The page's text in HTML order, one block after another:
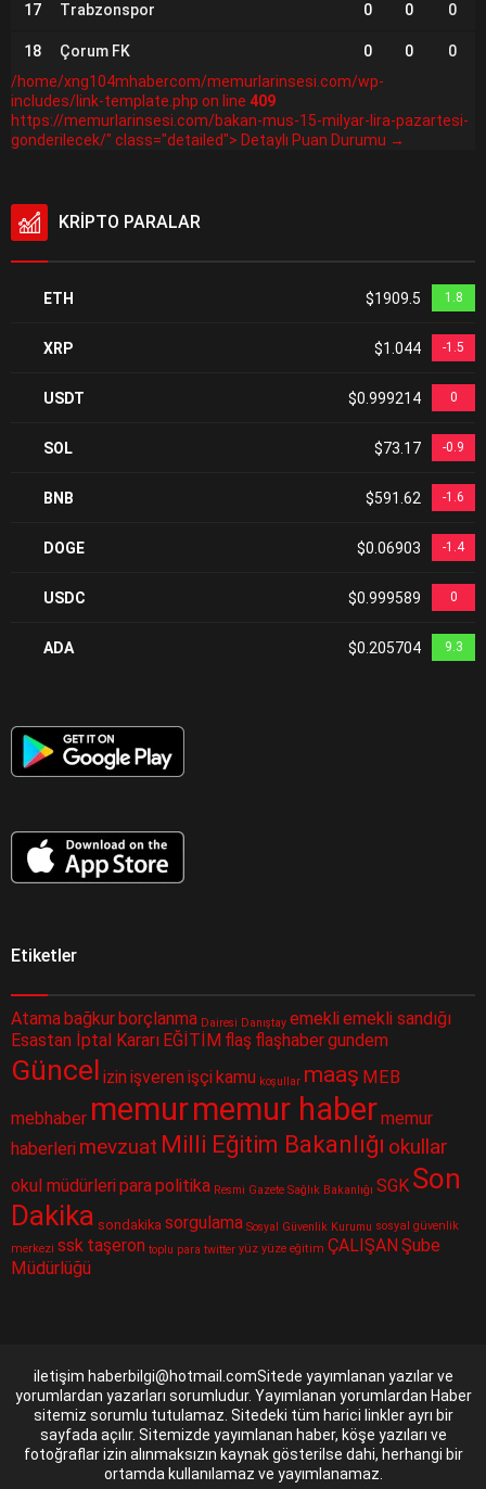
17 Trabzonspor 0 0 0
18 Çorum FK 0 0
0
/home/xng104mhabercom/memurlarinsesi.com/wp-
includes/link-template.php on line 409
https://memurlarinsesi.com/bakan-mus-15-milyar-lira-pazartesi-
gonderilecek/" class="detailed"> Detaylı Puan Durumu →
KRİPTO PARALAR
ETH $1909.5 1.8
XRP $1.044 -1.5
USDT $0.999214 0
SOL $73.17 -0.9
BNB $591.62 -1.6
DOGE $0.06903 -1.4
USDC $0.999589 0
ADA $0.205704 9.3
Etiketler
Atamabağkurborçlanma Dairesi Danıştay emekliemekli sandığı
Esastan İptal Kararı EĞİTİM flaş flaşhabergundem
Güncel izinişverenişçikamu koşullar maaş MEB
mebhaber memurmemur habermemur
haberleri mevzuat Milli Eğitim Bakanlığı okullar
okul müdürleriparapolitika Resmi Gazete Sağlık Bakanlığı SGK Son
Dakika sondakika sorgulama Sosyal Güvenlik Kurumu sosyal güvenlik
merkezi ssk taşeron toplu para twitter yüz yüze eğitim ÇALIŞAN Şube
Müdürlüğü
iletişim haberbilgi@hotmail.comSitede yayımlanan yazılar ve
yorumlardan yazarları sorumludur. Yayımlanan yorumlardan Haber
sitemiz sorumlu tutulamaz. Sitedeki tüm harici linkler ayrı bir
sayfada açılır. Sitemizde yayımlanan haber, köşe yazıları ve
fotoğraflar izin alınmaksızın kaynak gösterilse dahi, herhangi bir
ortamda kullanılamaz ve yayımlanamaz.